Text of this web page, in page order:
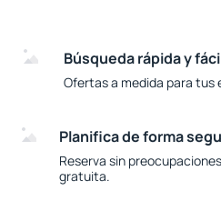
Búsqueda rápida y
Ofertas a medida para tus
Planifica de forma
Reserva sin
gratuita.